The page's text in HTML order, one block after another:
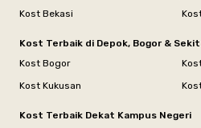
Kost Bekasi
Kost Terbaik di Depok, Bogor &
Kost Bogor
Kost Kukusan
Kost Terbaik Dekat Kampus Negeri